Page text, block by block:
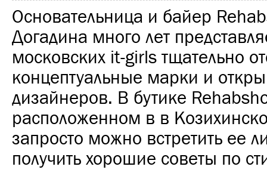
Основательница и байер
Догадина много лет
московских it-girls тщательно
концептуальные марки и
дизайнеров. В бутике
расположенном в в
запросто можно встретить ее
получить хорошие советы по